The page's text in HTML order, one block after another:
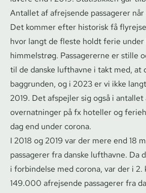
Antallet af afrejsende passagerer
Det kommer efter historisk få
hvor langt de fleste holdt ferie
himmelstrøg. Passagererne er stille
til de danske lufthavne i takt med, at
baggrunden, og i 2023 er vi ikke
2019. Det afspejler sig også i antallet
overnatninger på fx hoteller og
dag end under corona.
I 2018 og 2019 var der mere end 18
passagerer fra danske lufthavne. Da
i forbindelse med corona, var der i
149.000 afrejsende passagerer fra